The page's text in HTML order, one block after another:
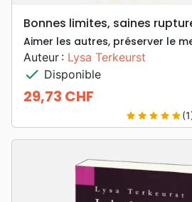
Bonnes limites, saines
Aimer les autres, préserver le
Auteur : Lysa Terkeurst
check Disponible
Prix
29,73 CHF
star star star star star